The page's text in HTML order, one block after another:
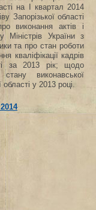
на І квартал 2014
Запорізької області
виконання актів і
Міністрів України з
та про стан роботи
кваліфікації кадрів
за 2013 рік; щодо
стану виконавської
у 2013 році.